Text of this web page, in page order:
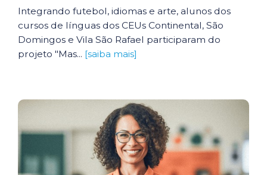
Integrando futebol, idiomas e arte, alunos dos
cursos de línguas dos CEUs Continental, São
Domingos e Vila São Rafael participaram do
projeto "Mas... [saiba mais]